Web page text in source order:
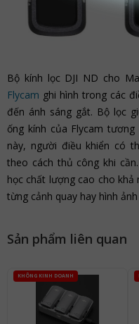
Bộ kính lọc DJI ND cho
Flycam ghi hình trong các
đến ánh sáng gắt. Bộ lọc
ống kính của Flycam
này, người điều khiển có
theo cách thủ công khi
học chất lượng cao cho
từng cảnh quay hay hình
Sản phẩm liên quan
KHÔNG KINH DOANH